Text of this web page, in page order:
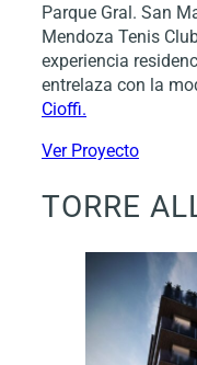
Parque Gral. San
Mendoza Tenis
experiencia
entrelaza con la
Cioffi.
Ver Proyecto
TORRE